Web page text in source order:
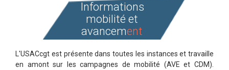
Informations
mobilité et
avancement
L'USACcgt est présente dans toutes les instances et travaille
en amont sur les campagnes de mobilité (AVE et CDM).